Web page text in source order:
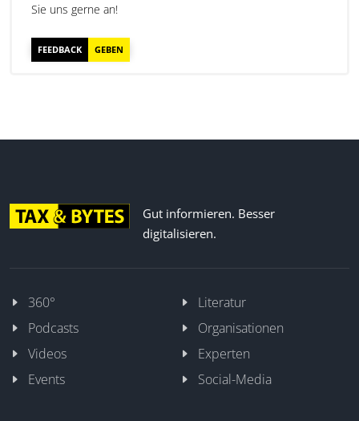
Sie uns gerne an!
FEEDBACK GEBEN
Gut informieren. Besser
digitalisieren.
360°
Literatur
Podcasts
Organisationen
Videos
Experten
Events
Social-Media